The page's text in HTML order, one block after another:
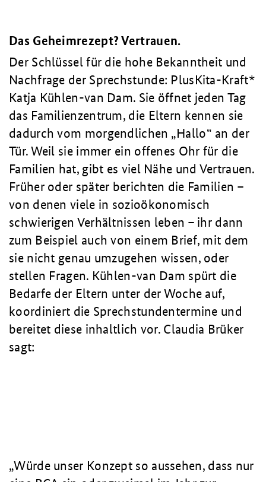
Das Geheimrezept? Vertrauen.
Der Schlüssel für die hohe Bekanntheit und
Nachfrage der Sprechstunde: PlusKita-Kraft*
Katja Kühlen-van Dam. Sie öffnet jeden Tag
das Familienzentrum, die Eltern kennen sie
dadurch vom morgendlichen „Hallo“ an der
Tür. Weil sie immer ein offenes Ohr für die
Familien hat, gibt es viel Nähe und Vertrauen.
Früher oder später berichten die Familien –
von denen viele in sozioökonomisch
schwierigen Verhältnissen leben – ihr dann
zum Beispiel auch von einem Brief, mit dem
sie nicht genau umzugehen wissen, oder
stellen Fragen. Kühlen-van Dam spürt die
Bedarfe der Eltern unter der Woche auf,
koordiniert die Sprechstundentermine und
bereitet diese inhaltlich vor. Claudia Brüker
sagt:
Würde unser Konzept so aussehen, dass nur